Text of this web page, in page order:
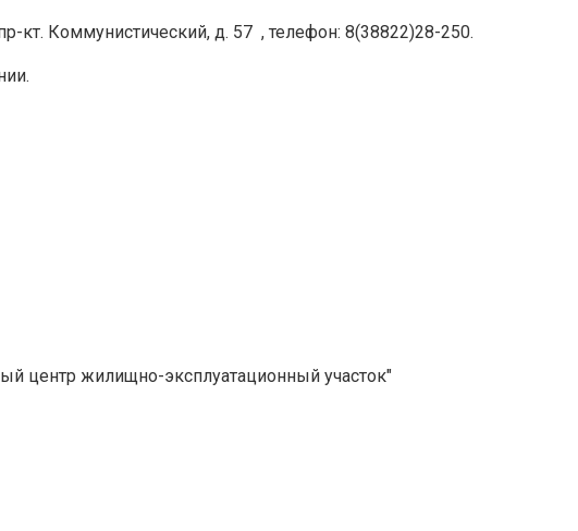
кт. Коммунистический, д. 57 , телефон: 8(38822)28-250.
центр жилищно-эксплуатационный участок"